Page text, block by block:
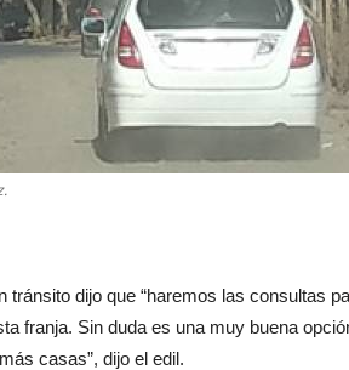
dijo que “haremos las consultas
franja. Sin duda es una muy buena
casas”, dijo el edil.